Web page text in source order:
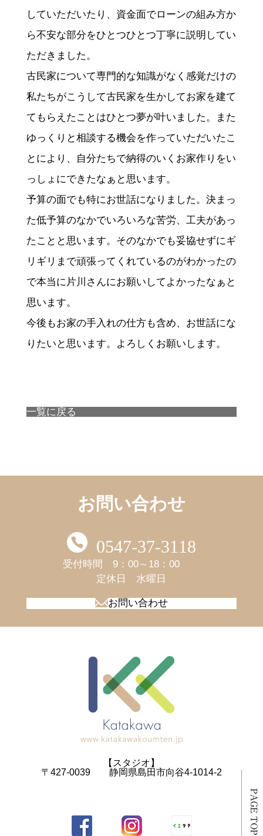
していただいたり、資金面でローンの組み方か
ら不安な部分をひとつひとつ丁寧に説明してい
ただきました。
古民家について専門的な知識がなく感覚だけの
私たちがこうして古民家を生かしてお家を建て
てもらえたことはひとつ夢が叶いました。また
ゆっくりと相談する機会を作っていただいたこ
とにより、自分たちで納得のいくお家作りをい
っしょにできたなぁと思います。
予算の面でも特にお世話になりました。決まっ
た低予算のなかでいろいろな苦労、工夫があっ
たことと思います。そのなかでも妥協せずにギ
リギリまで頑張ってくれているのがわかったの
で本当に片川さんにお願いしてよかったなぁと
思います。
今後もお家の手入れの仕方も含め、お世話にな
りたいと思います。よろしくお願いします。
一覧に戻る
お問い合わせ
0547-37-3118
受付時間 9：00～18：00
​​​​​​​定休日 水曜日
お問い合わせ
【スタジオ】
〒427-0039 静岡県島田市向谷4-1014-2